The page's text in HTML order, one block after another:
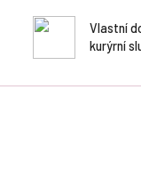
Vlastní
kurýrní